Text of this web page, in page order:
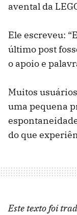
avental da
Ele escreveu:
último post
o apoio e
Muitos
uma pequena
do que
Este texto foi